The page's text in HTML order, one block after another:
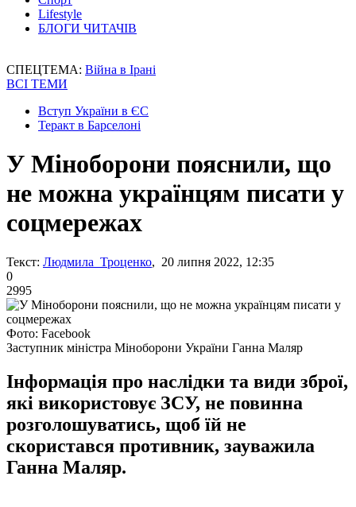
Lifestyle
БЛОГИ ЧИТАЧІВ
СПЕЦТЕМА: Війна в Ірані
ВСІ ТЕМИ
Вступ України в ЄС
Теракт в Барселоні
У Міноборони пояснили, що
не можна українцям писати у
соцмережах
Текст: Людмила Троценко, 20 липня 2022, 12:35
0
2995
Фото: Facebook
Заступник міністра Міноборони України Ганна Маляр
Інформація про наслідки та види зброї,
які використовує ЗСУ, не повинна
розголошуватись, щоб їй не
скористався противник, зауважила
Ганна Маляр.